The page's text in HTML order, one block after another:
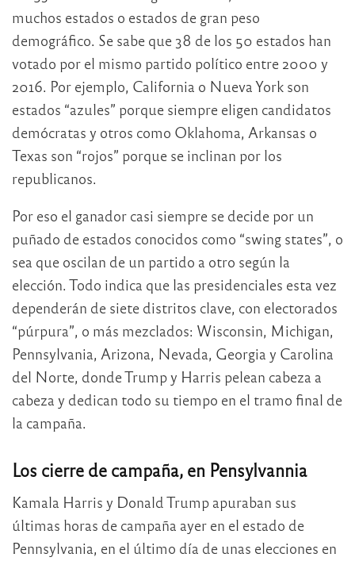
muchos estados o estados de gran peso
demográfico. Se sabe que 38 de los 50 estados han
votado por el mismo partido político entre 2000 y
2016. Por ejemplo, California o Nueva York son
estados “azules” porque siempre eligen candidatos
demócratas y otros como Oklahoma, Arkansas o
Texas son “rojos” porque se inclinan por los
republicanos.
Por eso el ganador casi siempre se decide por un
puñado de estados conocidos como “swing states”, o
sea que oscilan de un partido a otro según la
elección. Todo indica que las presidenciales esta vez
dependerán de siete distritos clave, con electorados
“púrpura”, o más mezclados: Wisconsin, Michigan,
Pennsylvania, Arizona, Nevada, Georgia y Carolina
del Norte, donde Trump y Harris pelean cabeza a
cabeza y dedican todo su tiempo en el tramo final de
la campaña.
Los cierre de campaña, en Pensylvannia
Kamala Harris y Donald Trump apuraban sus
últimas horas de campaña ayer en el estado de
Pennsylvania, en el último día de unas elecciones en